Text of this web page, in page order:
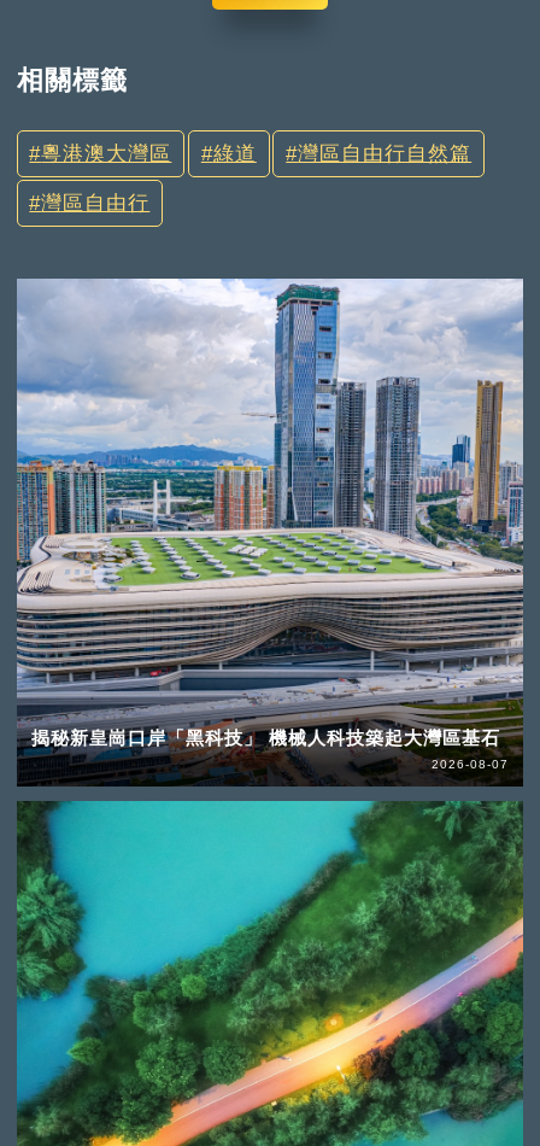
相關標籤
粵港澳大灣區 綠道 灣區自由行自然篇
灣區自由行
揭秘新皇崗口岸「黑科技」 機械人科技築起大灣區基石
2026-08-07